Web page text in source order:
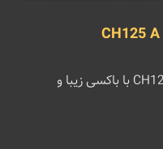
پیانو یاماها طرح آکوستیک مدل CH125 A با باکسی زیبا و